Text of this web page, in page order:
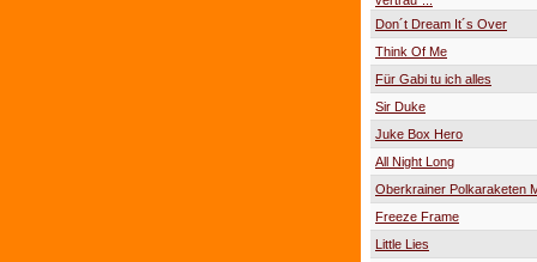
Don´t Dream It´s Over
Think Of Me
Für Gabi tu ich alles
Sir Duke
Juke Box Hero
All Night Long
Oberkrainer Polkaraketen
Freeze Frame
Little Lies